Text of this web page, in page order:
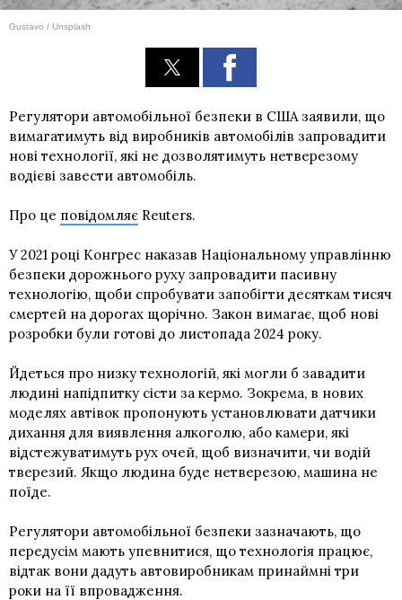
Gustavo / Unsplash
Регулятори автомобільної безпеки в США заявили, що
вимагатимуть від виробників автомобілів запровадити
нові технології, які не дозволятимуть нетверезому
водієві завести автомобіль.
Про це повідомляє Reuters.
У 2021 році Конгрес наказав Національному управлінню
безпеки дорожнього руху запровадити пасивну
технологію, щоби спробувати запобігти десяткам тисяч
смертей на дорогах щорічно. Закон вимагає, щоб нові
розробки були готові до листопада 2024 року.
Йдеться про низку технологій, які могли б завадити
людині напідпитку сісти за кермо. Зокрема, в нових
моделях автівок пропонують установлювати датчики
дихання для виявлення алкоголю, або камери, які
відстежуватимуть рух очей, щоб визначити, чи водій
тверезий. Якщо людина буде нетверезою, машина не
поїде.
Регулятори автомобільної безпеки зазначають, що
передусім мають упевнитися, що технологія працює,
відтак вони дадуть автовиробникам принаймні три
роки на її впровадження.